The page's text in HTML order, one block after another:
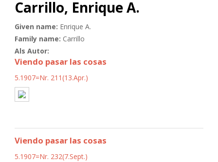
Carrillo, Enrique A.
Given name: Enrique A.
Family name: Carrillo
Als Autor:
Viendo pasar las cosas
5.1907=Nr. 211(13.Apr.)
Viendo pasar las cosas
5.1907=Nr. 232(7.Sept.)